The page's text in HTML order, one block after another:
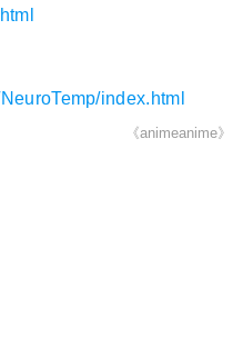
index.html
《animeanime》